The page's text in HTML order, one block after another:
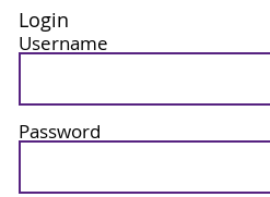
Login
Username
Password